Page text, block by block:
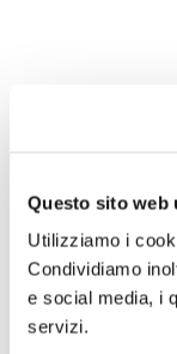
Questo sito web
Utilizziamo i
Condividiamo
e social media, i
servizi.